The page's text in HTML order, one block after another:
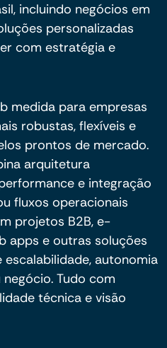
incluindo negócios em
personalizadas
com estratégia e
medida para empresas
robustas, flexíveis e
prontos de mercado.
arquitetura
e integração
fluxos operacionais
projetos B2B, e-
apps e outras soluções
autonomia
Tudo com
técnica e visão